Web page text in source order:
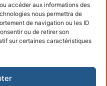
accéder aux informations des
nous permettra de
de navigation ou les ID
ou de retirer son
sur certaines caractéristiques